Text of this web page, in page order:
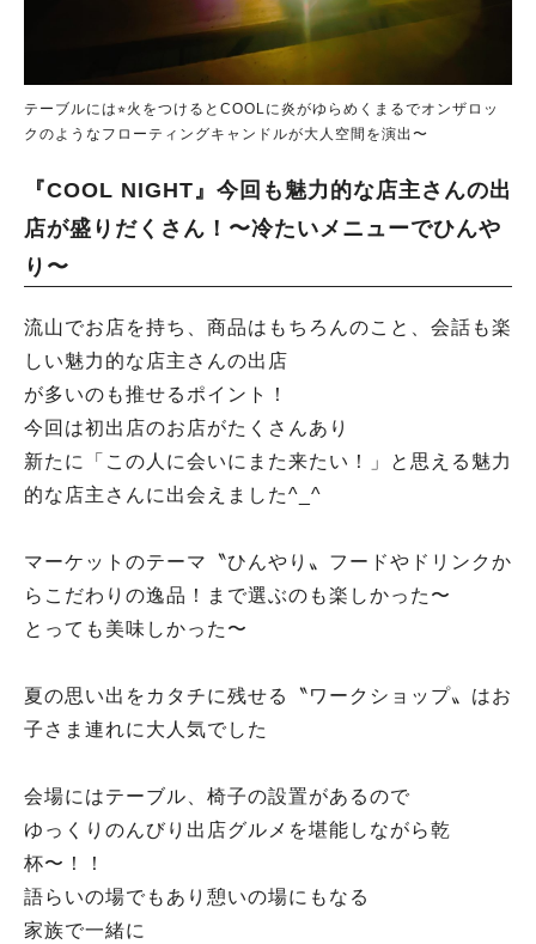
テーブルには⭐︎火をつけるとCOOLに炎がゆらめくまるでオンザロッ
クのようなフローティングキャンドルが大人空間を演出〜
『COOL NIGHT』今回も魅力的な店主さんの出
店が盛りだくさん！〜冷たいメニューでひんや
り〜
流山でお店を持ち、商品はもちろんのこと、会話も楽
しい魅力的な店主さんの出店
が多いのも推せるポイント！
今回は初出店のお店がたくさんあり
新たに「この人に会いにまた来たい！」と思える魅力
的な店主さんに出会えました^_^
マーケットのテーマ〝ひんやり〟フードやドリンクか
らこだわりの逸品！まで選ぶのも楽しかった〜
とっても美味しかった〜
夏の思い出をカタチに残せる〝ワークショップ〟はお
子さま連れに大人気でした
会場にはテーブル、椅子の設置があるので
ゆっくりのんびり出店グルメを堪能しながら乾
杯〜！！
語らいの場でもあり憩いの場にもなる
家族で一緒に